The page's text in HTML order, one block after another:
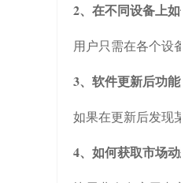
2、在不同设备上
用户只需在各个设
3、软件更新后功
如果在更新后发现
4、如何获取市场